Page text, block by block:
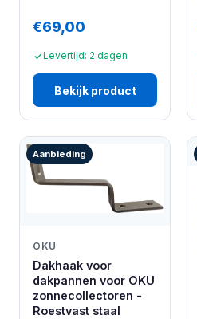
€69,00
Levertijd: 2 dagen
Bekijk product
Aanbieding
OKU
Dakhaak voor
dakpannen voor OKU
zonnecollectoren -
Roestvast staal